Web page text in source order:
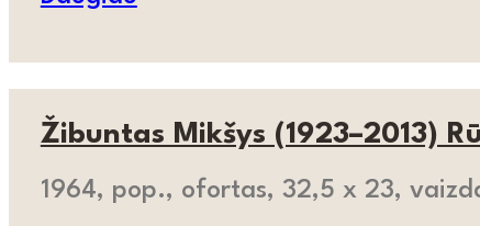
Žibuntas Mikšys (1923–2013)
1964, pop., ofortas, 32,5 x 23,